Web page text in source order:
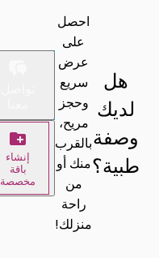
هل
لديك
وصفة
طبية؟
احصل
على
عرض
سريع
وحجز
مريح،
بالقرب
منك أو
من
راحة
منزلك!
إنشاء
باقة
مخصصة